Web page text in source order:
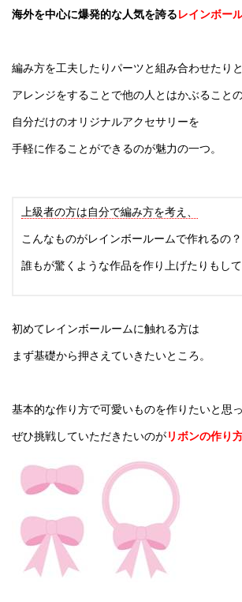
海外を中心に爆発的な人気を誇るレインボー
編み方を工夫したりパーツと組み合わせたりと
アレンジをすることで他の人とはかぶることの
自分だけのオリジナルアクセサリーを
手軽に作ることができるのが魅力の一つ。
上級者の方は自分で編み方を考え、
こんなものがレインボールームで作れるの
誰もが驚くような作品を作り上げたりもして
初めてレインボールームに触れる方は
まず基礎から押さえていきたいところ。
基本的な作り方で可愛いものを作りたいと思っ
ぜひ挑戦していただきたいのがリボンの作り